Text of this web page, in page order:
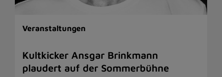
Veranstaltungen
Kultkicker Ansgar Brinkmann
plaudert auf der Sommerbühne